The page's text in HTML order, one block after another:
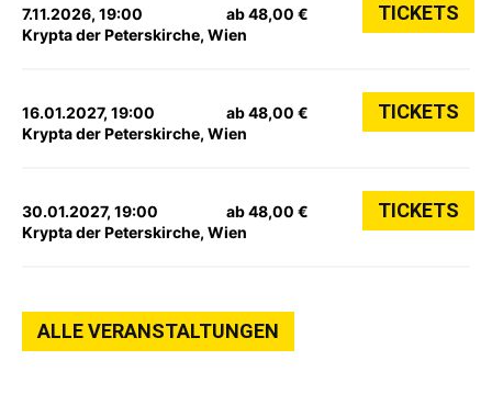
7.11.2026, 19:00
Krypta der Peterskirche, Wien
ab 48,00 € TICKETS
16.01.2027, 19:00
Krypta der Peterskirche, Wien
ab 48,00 € TICKETS
30.01.2027, 19:00
Krypta der Peterskirche, Wien
ab 48,00 € TICKETS
ALLE VERANSTALTUNGEN